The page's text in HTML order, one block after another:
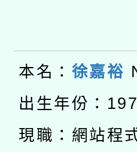
用水績
動」
開 智慧
本校115
招甄選結
招)
適應運動
本館辦理
暨閱讀推
科技賦
本名： 徐嘉裕
出生年份：
現職：網站程